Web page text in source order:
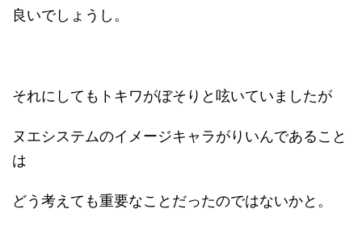
良いでしょうし。
それにしてもトキワがぼそりと呟いていましたが
ヌエシステムのイメージキャラがりいんであること
は
どう考えても重要なことだったのではないかと。